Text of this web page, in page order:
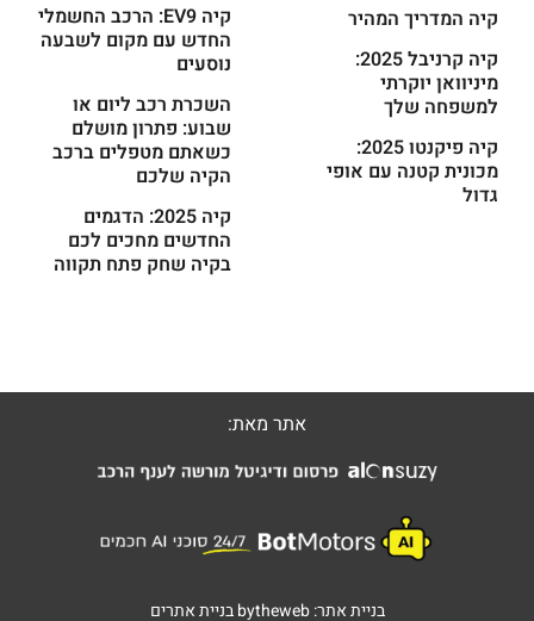
קיה המדריך המהיר
קיה קרניבל 2025:
מיניוואן יוקרתי
למשפחה שלך
קיה פיקנטו 2025:
מכונית קטנה עם אופי
גדול
קיה EV9: הרכב החשמלי
החדש עם מקום לשבעה
נוסעים
השכרת רכב ליום או
שבוע: פתרון מושלם
כשאתם מטפלים ברכב
הקיה שלכם
קיה 2025: הדגמים
החדשים מחכים לכם
בקיה שחק פתח תקווה
אתר מאת:
בניית אתר:bytheweb בניית אתרים